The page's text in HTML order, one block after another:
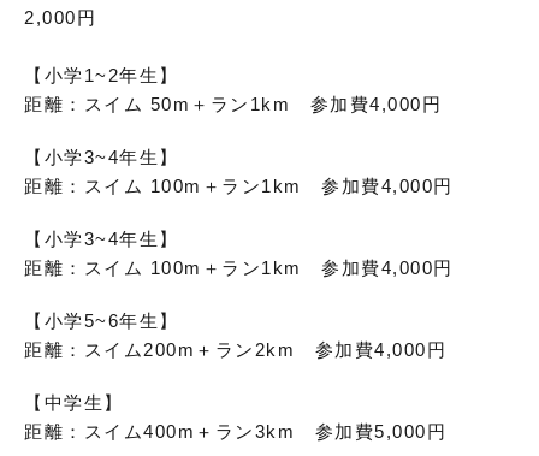
2,000円
【小学1~2年生】
距離：スイム 50m＋ラン1km 参加費4,000円
【小学3~4年生】
距離：スイム 100m＋ラン1km 参加費4,000円
【小学3~4年生】
距離：スイム 100m＋ラン1km 参加費4,000円
【小学5~6年生】
距離：スイム200m＋ラン2km 参加費4,000円
【中学生】
距離：スイム400m＋ラン3km 参加費5,000円